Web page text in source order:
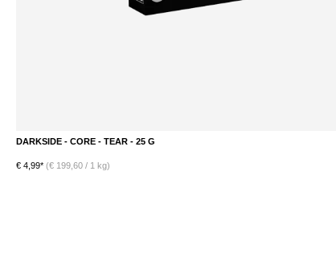
DARKSIDE - CORE - TEAR - 25 G
€ 4,99* (€ 199,60 / 1 kg)